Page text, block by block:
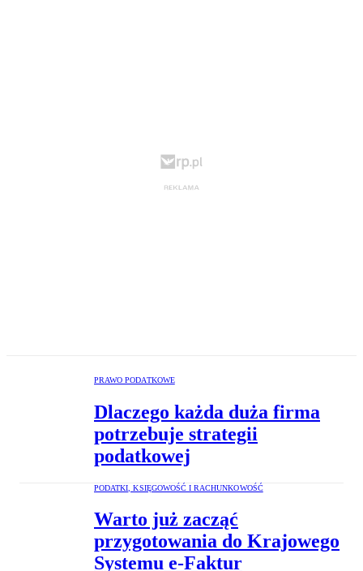
PRAWO PODATKOWE
Dlaczego każda duża firma
potrzebuje strategii
podatkowej
PODATKI, KSIĘGOWOŚĆ I RACHUNKOWOŚĆ
Warto już zacząć
przygotowania do Krajowego
Systemu e-Faktur